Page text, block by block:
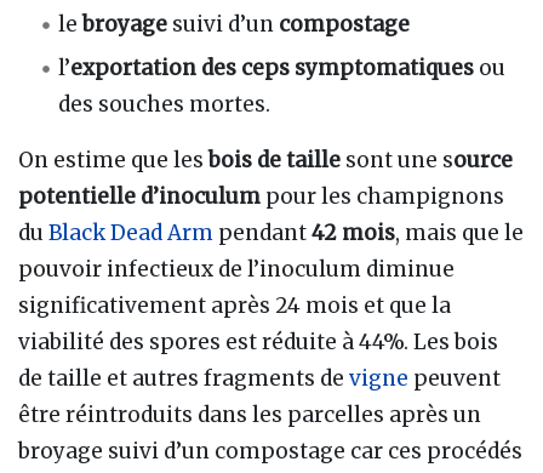
lebroyage suivi d’un compostage
l’exportation des ceps symptomatiques ou
des souches mortes.
On estime que lesbois de taille sont une source
potentielle d’inoculum pour les champignons
du Black Dead Arm pendant42 mois, mais que le
pouvoir infectieux de l’inoculum diminue
significativement après 24 mois et que la
viabilité des spores est réduite à 44%. Les bois
de taille et autres fragments de vigne peuvent
être réintroduits dans les parcelles après un
broyage suivi d’un compostage car ces procédés